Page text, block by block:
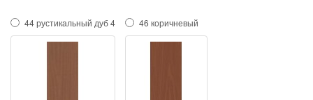
44 рустикальный дуб 4 46 коричневый